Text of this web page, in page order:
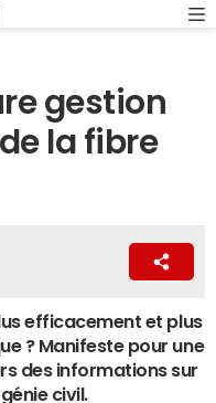
gestion
la fibre
efficacement et plus
? Manifeste pour une
des informations sur
civil.